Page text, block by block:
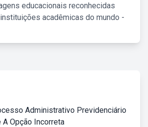
educacionais reconhecidas
acadêmicas do mundo -
Administrativo Previdenciário
A Opção Incorreta